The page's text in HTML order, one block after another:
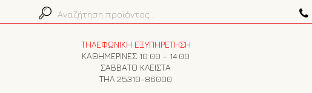
ΤΗΛΕΦΩΝΙΚΗ ΕΞΥΠΗΡΕΤΗΣΗ
ΚΑΘΗΜΕΡΙΝΕΣ 10:00 - 14:00
ΣΑΒΒΑΤΟ ΚΛΕΙΣΤΑ
ΤΗΛ 25310-86000